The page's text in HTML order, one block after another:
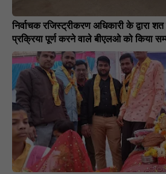
निर्वाचक रजिस्ट्रीकरण अधिकारी के द्वारा
प्रक्रिया पूर्ण करने वाले बीएलओ को किया